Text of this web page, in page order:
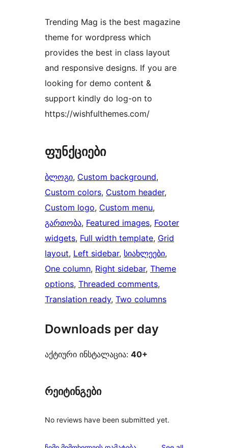
Trending Mag is the best magazine
theme for wordpress which
provides the best in class layout
and responsive designs. If you are
looking for demo content &
support kindly do log-on to
https://wishfulthemes.com/
ფუნქციები
ბლოგი, Custom background
Custom colors, Custom header
Custom logo, Custom menu
გართობა, Featured images, Footer
widgets, Full width template, Grid
layout, Left sidebar, სიახლეები
One column, Right sidebar, Theme
options, Threaded comments
Translation ready, Two columns
Downloads per day
აქტიური ინსტალაცია: 40+
რეიტინგები
No reviews have been submitted yet.